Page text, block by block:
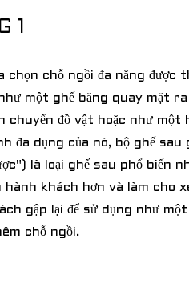
1
chọn chỗ ngồi đa năng được
một ghế băng quay mặt
chuyển đồ vật hoặc như một
đa dụng của nó, bộ ghế sau
là loại ghế sau phổ biến
hành khách hơn và làm cho
gập lại để sử dụng như
chỗ ngồi.